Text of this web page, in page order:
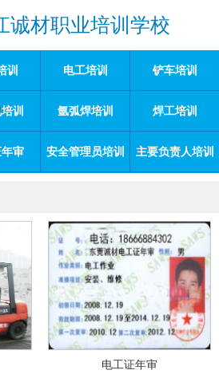
诚材职业培训学校
训 电工培训 铲车培训
训 氩弧焊培训 焊工培训
审 安全管理员培训 主要负责人培训
电工证年审